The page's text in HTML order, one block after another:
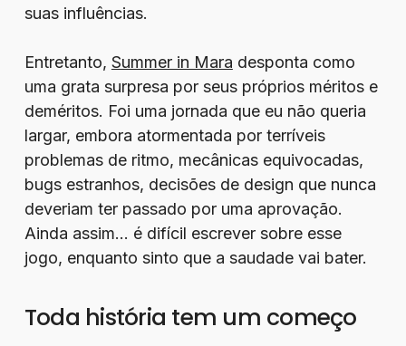
suas influências.
Entretanto, Summer in Mara desponta como
uma grata surpresa por seus próprios méritos e
deméritos. Foi uma jornada que eu não queria
largar, embora atormentada por terríveis
problemas de ritmo, mecânicas equivocadas,
bugs estranhos, decisões de design que nunca
deveriam ter passado por uma aprovação.
Ainda assim… é difícil escrever sobre esse
jogo, enquanto sinto que a saudade vai bater.
Toda história tem um começo